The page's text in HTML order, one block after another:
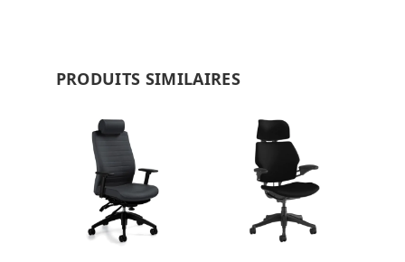
PRODUITS SIMILAIRES